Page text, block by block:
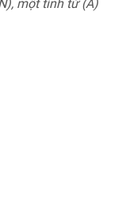
một tính từ (A)